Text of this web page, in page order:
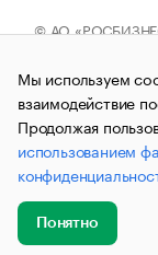
© АО
связи,
коммуникаций
№ФС77-63848)
публикации
не
до 18 лет.
Мы используем
взаимодействие
Продолжая
использованием
Понятно